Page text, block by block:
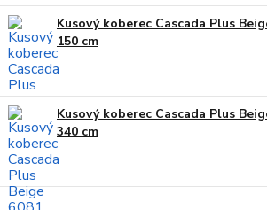
Kusový koberec Cascada Plus
150 cm
Kusový koberec Cascada Plus
340 cm